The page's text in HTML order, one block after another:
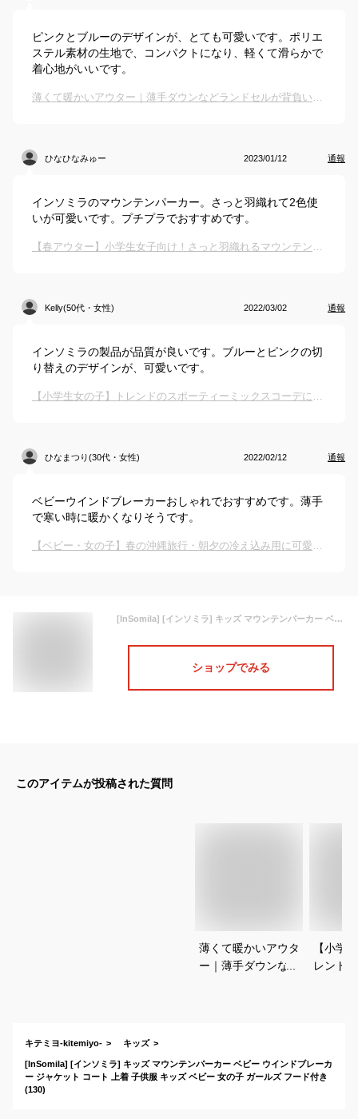
ピンクとブルーのデザインが、とても可愛いです。ポリエ
ステル素材の生地で、コンパクトになり、軽くて滑らかで
着心地がいいです。
薄くて暖かいアウター｜薄手ダウンなどランドセルが背負いやすいキッズアウターのおすすめは？
ひなひなみゅー 2023/01/12 通報
インソミラのマウンテンパーカー。さっと羽織れて2色使
いが可愛いです。プチプラでおすすめです。
【春アウター】小学生女子向け！さっと羽織れるマウンテンパーカーのおすすめは？
Kelly(50代・女性) 2022/03/02 通報
インソミラの製品が品質が良いです。ブルーとピンクの切
り替えのデザインが、可愛いです。
【小学生女の子】トレンドのスポーティーミックスコーデに！軽めアウターのおすすめは？
ひなまつり(30代・女性) 2022/02/12 通報
ベビーウインドブレーカーおしゃれでおすすめです。薄手
で寒い時に暖かくなりそうです。
【ベビー・女の子】春の沖縄旅行・朝夕の冷え込み用に可愛いアウターを教えて！
[InSomila] [インソミラ] キッズ マウンテンパーカー ベビー ウインドブレーカー ジャケット コート 上着 子供服 キッズ ベビー 女の子 ガールズ フード付き (130)
ショップでみる
このアイテムが投稿された質問
薄くて暖かいアウタ
ー｜薄手ダウンなど
【小学
レンド
キテミヨ-kitemiyo- キッズ
[InSomila] [インソミラ] キッズ マウンテンパーカー ベビー ウインドブレーカ
ー ジャケット コート 上着 子供服 キッズ ベビー 女の子 ガールズ フード付き
(130)